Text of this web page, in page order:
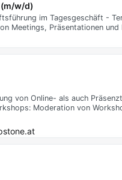
(m/w/d)
im Tagesgeschäft -
Meetings, Präsentationen und
von Online- als auch
Moderation von